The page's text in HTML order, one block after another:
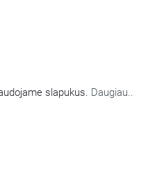
slapukus. Daugiau..